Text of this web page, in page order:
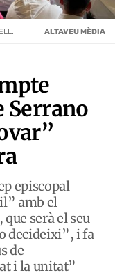
Serrano
episcopal
amb el
serà el seu
decideixi”, i fa
de
i la unitat”
ALTAVEU MÈDIA